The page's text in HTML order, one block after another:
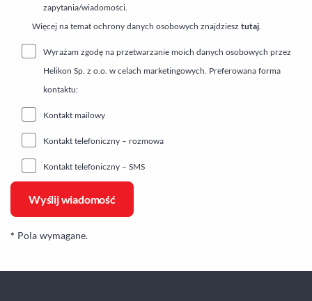
zapytania/wiadomości.
Więcej na temat ochrony danych osobowych znajdziesz tutaj
Wyrażam zgodę na przetwarzanie moich danych osobowych przez
Helikon Sp. z o.o. w celach marketingowych. Preferowana forma
kontaktu:
Kontakt mailowy
Kontakt telefoniczny – rozmowa
Kontakt telefoniczny – SMS
* Pola wymagane.